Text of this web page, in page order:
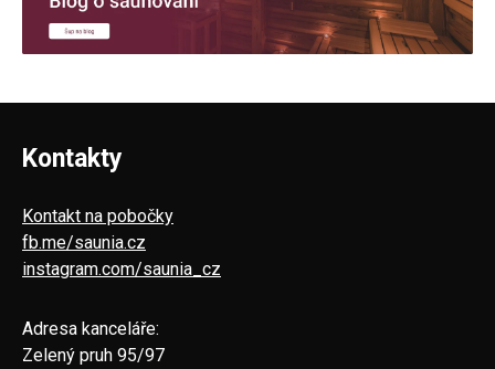
Kontakty
Kontakt na pobočky
fb.me/saunia.cz
instagram.com/saunia_cz
Adresa kanceláře:
Zelený pruh 95/97